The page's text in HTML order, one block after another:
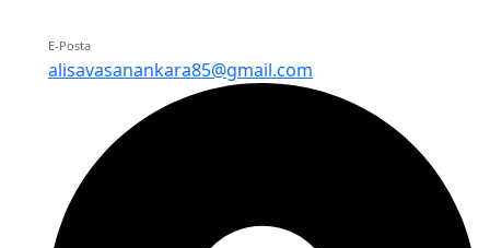
E-Posta
alisavasanankara85@gmail.com